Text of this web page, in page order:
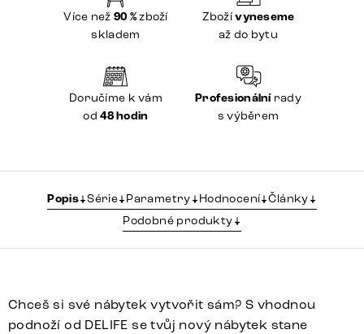
Více než 90 %zboží
skladem
Zbožívyneseme
až do bytu
Doručíme k vám
od48 hodin
Profesionálnírady
s výběrem
Popis Série Parametry Hodnocení Články
Podobné produkty
Chceš si své nábytek vytvořit sám? S vhodnou
podnoží od DELIFE se tvůj nový nábytek stane